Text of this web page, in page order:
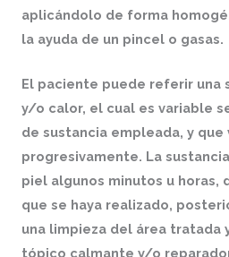
aplicándolo de forma
la ayuda de un pincel o gasas.
El paciente puede referir una
y/o calor, el cual es variable
de sustancia empleada, y
progresivamente. La
piel algunos minutos u horas,
que se haya realizado,
una limpieza del área tratada
tópico calmante y/o